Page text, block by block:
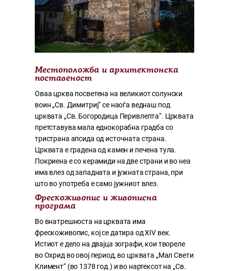
Местоположба и архитектонска
поставеност
Оваа црква посветена на великиот солунски
воин „Св. Димитриј“ се наоѓа веднаш под
црквата „Св. Богородица Перивлепта“. Црквата
претставува мала еднокорабна градба со
тристрана апсида од источната страна.
Црквата е градена од камен и печена тула.
Покриена е со керамиди на две страни и во неа
има влез од западната и јужната страна, при
што во употреба е само јужниот влез.
Фрескоживопис и живописна
програма
Во внатрешноста на црквата има
фрескоживопис, кој се датира од XIV век.
Истиот е дело на двајца зографи, кои твореле
во Охрид во овој период, во црквата „Мал Свети
Климент“ (во 1378 год.) и во нартексот на „Св.